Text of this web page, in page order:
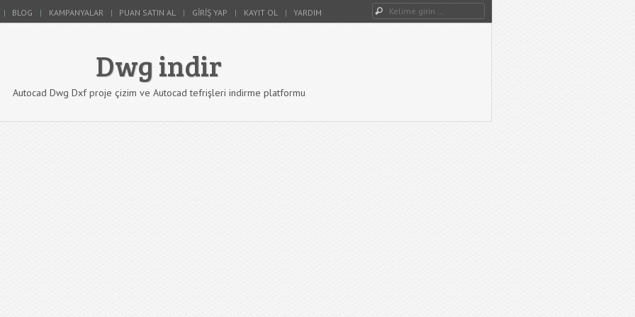
BLOG KAMPANYALAR PUAN SATIN AL GIRIŞ YAP KAYIT OL YARDIM Dwg Ara
Dwg indir
Autocad Dwg Dxf proje çizim ve Autocad tefrişleri indirme platformu